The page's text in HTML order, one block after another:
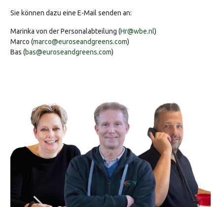
Sie können dazu eine E-Mail senden an:
Marinka von der Personalabteilung (Hr@wbe.nl)
Marco (marco@euroseandgreens.com)
Bas (bas@euroseandgreens.com)